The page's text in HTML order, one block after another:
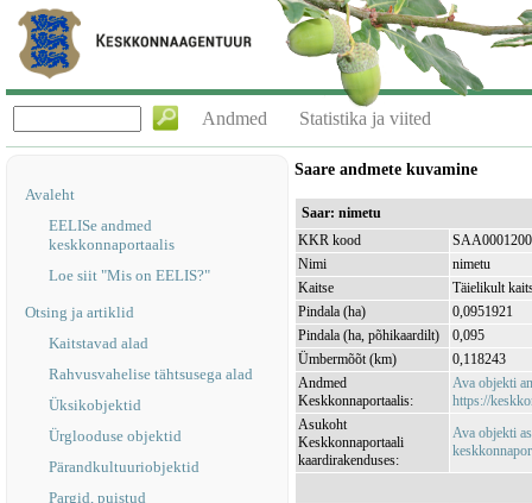
Andmed Statistika ja viited
Avaleht
EELISe andmed
keskkonnaportaalis
Loe siit "Mis on EELIS?"
Otsing ja artiklid
Kaitstavad alad
Rahvusvahelise tähtsusega alad
Üksikobjektid
Ürglooduse objektid
Pärandkultuuriobjektid
Pargid, puistud
Saare andmete kuvamine
Saar: nimetu
KKR kood
SAA0001200
Nimi
nimetu
Kaitse
Täielikult
Pindala (ha)
0,0951921
Pindala (ha, põhikaardilt)
0,095
Ümbermõõt (km)
0,118243
Andmed
Keskkonnaportaalis:
Ava objekti
https://
Asukoht
Keskkonnaportaali
kaardirakenduses:
Ava objekti